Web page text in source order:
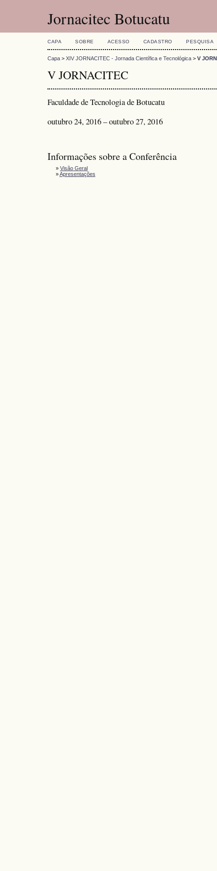
Jornacitec Botucatu
CAPA SOBRE ACESSO CADASTRO PESQUISA
Capa > XIV JORNACITEC - Jornada Científica e Tecnológica > V
V JORNACITEC
Faculdade de Tecnologia de Botucatu
outubro 24, 2016 – outubro 27, 2016
Informações sobre a Conferência
» Visão Geral
»Apresentações